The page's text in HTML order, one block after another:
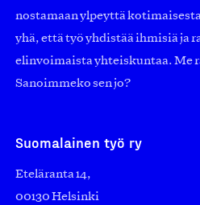
nostamaan ylpeyttä
yhä, että työ yhdistää ihmisiä ja
elinvoimaista yhteiskuntaa. Me
Sanoimmeko sen jo?
Suomalainen työ ry
Eteläranta 14,
00130 Helsinki